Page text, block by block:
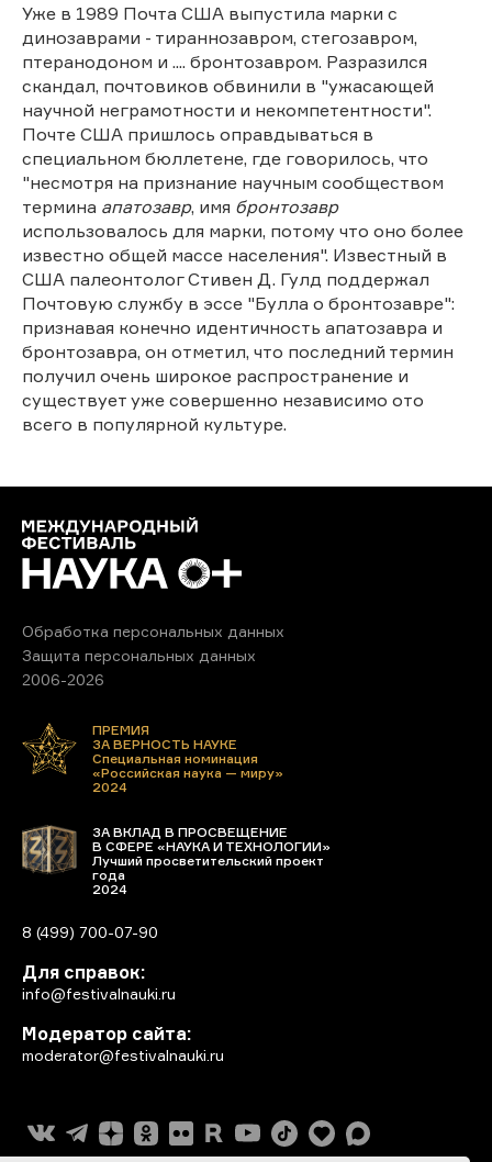
Уже в 1989 Почта США выпустила марки с
динозаврами - тираннозавром, стегозавром,
птеранодоном и .... бронтозавром. Разразился
скандал, почтовиков обвинили в "ужасающей
научной неграмотности и некомпетентности".
Почте США пришлось оправдываться в
специальном бюллетене, где говорилось, что
"несмотря на признание научным сообществом
термина апатозавр, имя бронтозавр
использовалось для марки, потому что оно более
известно общей массе населения". Известный в
США палеонтолог Стивен Д. Гулд поддержал
Почтовую службу в эссе "Булла о бронтозавре":
признавая конечно идентичность апатозавра и
бронтозавра, он отметил, что последний термин
получил очень широкое распространение и
существует уже совершенно независимо ото
всего в популярной культуре.
Обработка персональных данных
Защита персональных данных
2006-2026
ПРЕМИЯ
ЗА ВЕРНОСТЬ НАУКЕ
Специальная номинация
«Российская наука — миру»
2024
ЗА ВКЛАД В ПРОСВЕЩЕНИЕ
В СФЕРЕ «НАУКА И ТЕХНОЛОГИИ»
Лучший просветительский проект
года
2024
8 (499) 700-07-90
Для справок:
info@festivalnauki.ru
Модератор сайта:
moderator@festivalnauki.ru